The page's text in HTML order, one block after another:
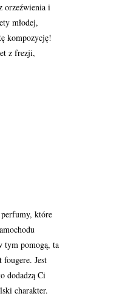
orzeźwienia i
młodej,
kompozycję!
z frezji,
które
tym pomogą, ta
fougere. Jest
dodadzą Ci
charakter.